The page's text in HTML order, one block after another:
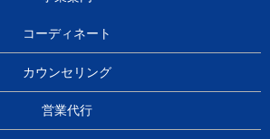
コーディネート
カウンセリング
営業代行